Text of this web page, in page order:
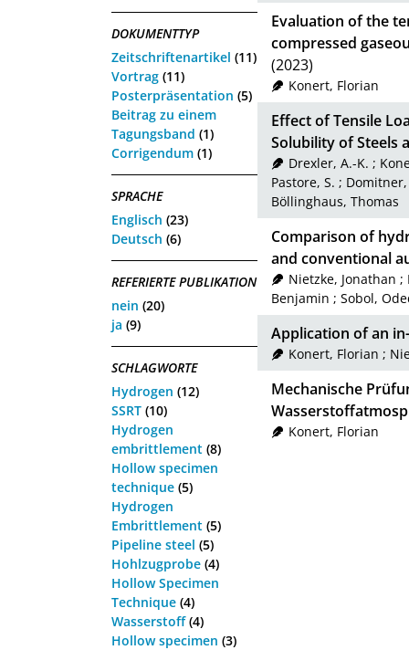
DOKUMENTTYP
Zeitschriftenartikel (11)
Vortrag (11)
Posterpräsentation (5)
Beitrag zu einem
Tagungsband (1)
Corrigendum (1)
SPRACHE
Englisch (23)
Deutsch (6)
REFERIERTE PUBLIKATION
nein (20)
ja (9)
SCHLAGWORTE
Hydrogen (12)
SSRT (10)
Hydrogen
embrittlement (8)
Hollow specimen
technique (5)
Hydrogen
Embrittlement (5)
Pipeline steel (5)
Hohlzugprobe (4)
Hollow Specimen
Technique (4)
Wasserstoff(4)
Hollow specimen (3)
Evaluation of the
compressed
(2023)
Konert, Florian
Effect of Tensile
Solubility of Steels
Drexler, A.-K. ;
Pastore, S. ; Domitner,
Böllinghaus, Thomas
Comparison of
and conventional
Nietzke, Jonathan ;
Benjamin ; Sobol,
Application of an
Konert, Florian ;
Mechanische
Konert, Florian